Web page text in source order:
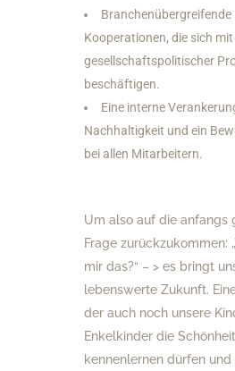
Branchenübergreifende
Kooperationen, die sich
gesellschaftspolitischer
beschäftigen.
Eine interne
Nachhaltigkeit und ein
bei allen Mitarbeitern.
Um also auf die anfangs
Frage zurückzukommen:
mir das?“ – > es bringt
lebenswerte Zukunft.
der auch noch unsere
Enkelkinder die
kennenlernen dürfen